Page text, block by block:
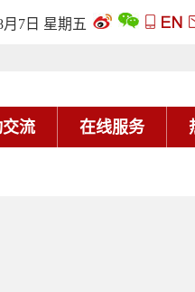
月7日 星期五
流 在线服务